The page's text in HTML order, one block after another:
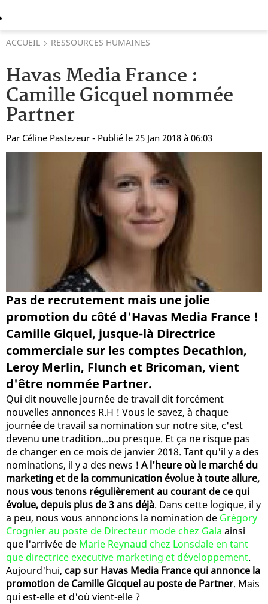
ACCUEIL RESSOURCES HUMAINES
Havas Media France :
Camille Gicquel nommée
Partner
Par Céline Pastezeur - Publié le 25 Jan 2018 à 06:03
Pas de recrutement mais une jolie
promotion du côté d'Havas Media France !
Camille Giquel, jusque-là Directrice
commerciale sur les comptes Decathlon,
Leroy Merlin, Flunch et Bricoman, vient
d'être nommée Partner.
Qui dit nouvelle journée de travail dit forcément
nouvelles annonces R.H ! Vous le savez, à chaque
journée de travail sa nomination sur notre site, c'est
devenu une tradition...ou presque. Et ça ne risque pas
de changer en ce mois de janvier 2018. Tant qu'il y a des
nominations, il y a des news ! A l'heure où le marché du
marketing et de la communication évolue à toute allure,
nous vous tenons régulièrement au courant de ce qui
évolue, depuis plus de 3 ans déjà. Dans cette logique, il y
a peu, nous vous annoncions la nomination de Grégory
Crognier au poste de Directeur mode chez Gala ainsi
que l'arrivée de Marie Reynaud chez Lonsdale en tant
que directrice executive marketing et développement.
Aujourd'hui, cap sur Havas Media France qui annonce la
promotion de Camille Gicquel au poste de Partner. Mais
qui est-elle et d'où vient-elle ?